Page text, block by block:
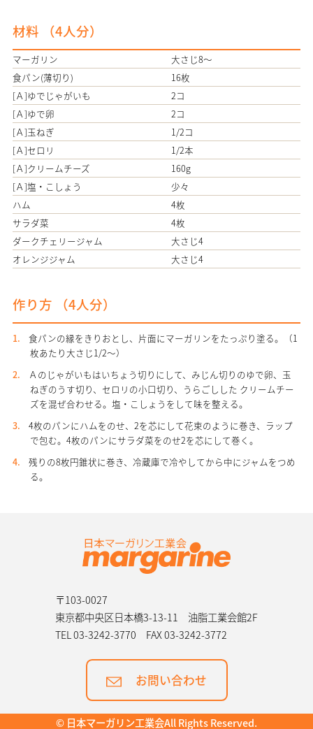
材料 （4人分）
マーガリン
大さじ8～
食パン(薄切り)
16枚
[Ａ]ゆでじゃがいも
2コ
[Ａ]ゆで卵
2コ
[Ａ]玉ねぎ
1/2コ
[Ａ]セロリ
1/2本
[Ａ]クリームチーズ
160g
[Ａ]塩・こしょう
少々
ハム
4枚
サラダ菜
4枚
ダークチェリージャム
大さじ4
オレンジジャム
大さじ4
作り方 （4人分）
食パンの縁をきりおとし、片面にマーガリンをたっぷり塗る。（1
枚あたり大さじ1/2～）
Ａのじゃがいもはいちょう切りにして、みじん切りのゆで卵、玉
ねぎのうす切り、セロリの小口切り、うらごしした クリームチー
ズを混ぜ合わせる。塩・こしょうをして味を整える。
4枚のパンにハムをのせ、2を芯にして花束のように巻き、ラップ
で包む。4枚のパンにサラダ菜をのせ2を芯にして巻く。
残りの8枚円錐状に巻き、冷蔵庫で冷やしてから中にジャムをつめ
る。
〒103-0027
東京都中央区日本橋3-13-11 油脂工業会館2F
TEL 03-3242-3770 FAX 03-3242-3772
お問い合わせ
© 日本マーガリン工業会All Rights Reserved.